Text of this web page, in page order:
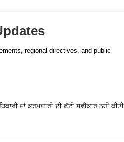
regional directives, and public
ਜਾਂ ਕਰਮਚਾਰੀ ਦੀ ਛੁੱਟੀ ਸਵੀਕਾਰ ਨਹੀਂ ਕੀਤੀ